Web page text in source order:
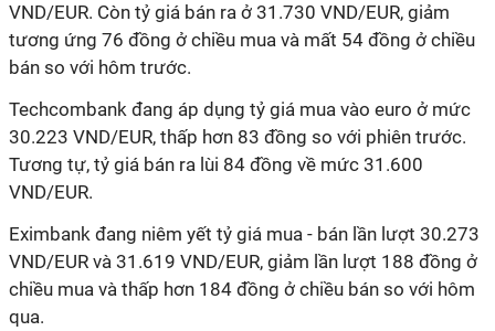
VND/EUR. Còn tỷ giá bán ra ở 31.730 VND/EUR, giảm
tương ứng 76 đồng ở chiều mua và mất 54 đồng ở chiều
bán so với hôm trước.
Techcombank đang áp dụng tỷ giá mua vào euro ở mức
30.223 VND/EUR, thấp hơn 83 đồng so với phiên trước.
Tương tự, tỷ giá bán ra lùi 84 đồng về mức 31.600
VND/EUR.
Eximbank đang niêm yết tỷ giá mua - bán lần lượt 30.273
VND/EUR và 31.619 VND/EUR, giảm lần lượt 188 đồng ở
chiều mua và thấp hơn 184 đồng ở chiều bán so với hôm
qua.